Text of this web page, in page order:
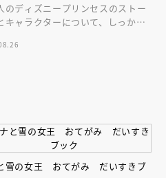
のディズニープリンセスのストー
キャラクターについて、しっかり
雪の女王 おてがみ だいすきブ